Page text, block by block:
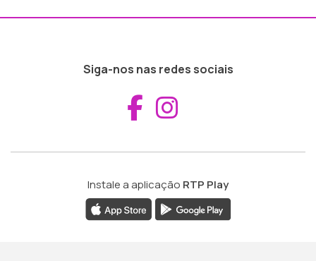
Siga-nos nas redes sociais
Aceder ao
Instale a aplicação RTP Play